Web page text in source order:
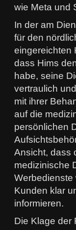
wie Meta und
In der am
für den
eingereichten
dass Hims
habe, seine
vertraulich
mit ihrer
auf die
persönlichen
Ansicht, dass
medizinische
Werbedienste
Kunden klar
informieren.
Die Klage der